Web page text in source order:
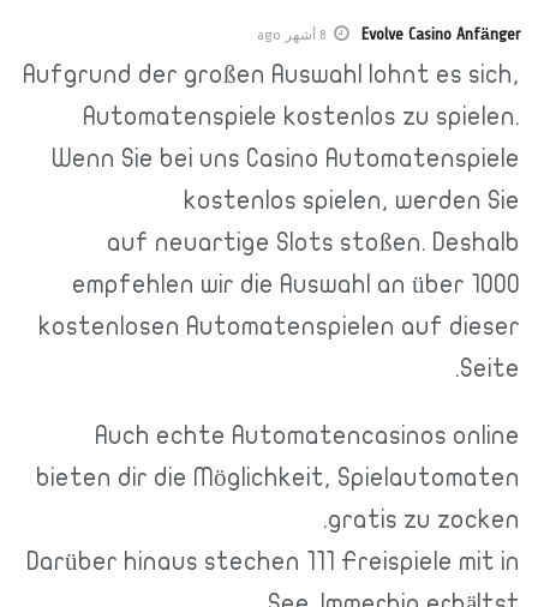
Evolve Casino Anfänger 8 أشهر ago
Aufgrund der großen Auswahl lohnt es sich,
Automatenspiele kostenlos zu spielen.
Wenn Sie bei uns Casino Automatenspiele
kostenlos spielen, werden Sie
auf neuartige Slots stoßen. Deshalb
empfehlen wir die Auswahl an über 1000
kostenlosen Automatenspielen auf dieser
Seite.
Auch echte Automatencasinos online
bieten dir die Möglichkeit, Spielautomaten
gratis zu zocken.
Darüber hinaus stechen 111 Freispiele mit in